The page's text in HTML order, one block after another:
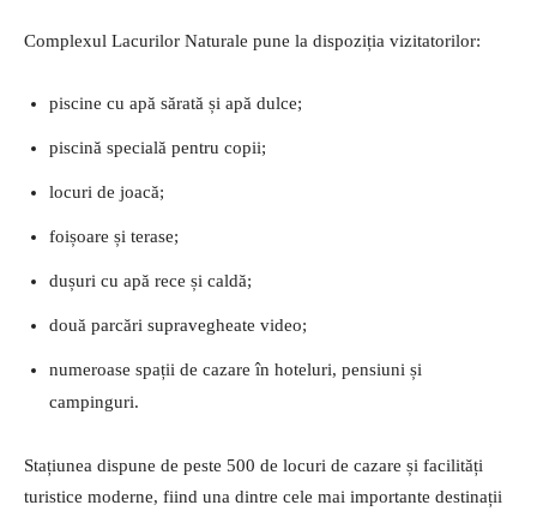
Complexul Lacurilor Naturale pune la dispoziția vizitatorilor:
piscine cu apă sărată și apă dulce;
piscină specială pentru copii;
locuri de joacă;
foișoare și terase;
dușuri cu apă rece și caldă;
două parcări supravegheate video;
numeroase spații de cazare în hoteluri, pensiuni și
campinguri.
Stațiunea dispune de peste 500 de locuri de cazare și facilități
turistice moderne, fiind una dintre cele mai importante destinații